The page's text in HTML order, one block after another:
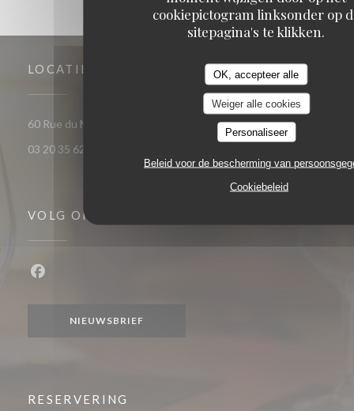
cookiepictogram linksonder op
sitepagina's te klikken.
OK, accepteer alle
Weiger alle cookies
Personaliseer
Beleid voor de bescherming van
Cookiebeleid
LOCATIE
60 Rue du Marechal Foch 59120 Loos
((opent in een nieuw
03 20 35 62 81
VOLG ONS
NIEUWSBRIEF
RESERVERING